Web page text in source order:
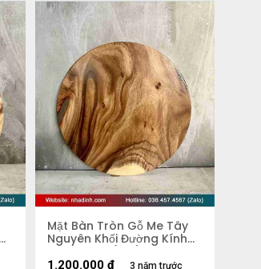
Mặt Bàn Tròn Gỗ Me Tây
Nguyên Khối Đường Kính
60 Dày 4.5 (cm)
3 năm trước
1.200.000 ₫